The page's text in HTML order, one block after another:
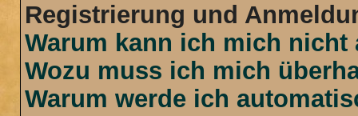
Registrierung und
Warum kann ich mich nicht
Wozu muss ich mich
Warum werde ich